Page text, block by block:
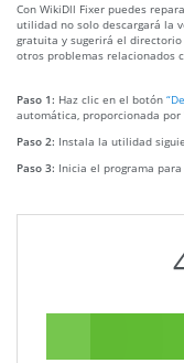
Con WikiDll Fixer puedes
utilidad no solo descargará la
gratuita y sugerirá el
otros problemas relacionados
Paso 1: Haz clic en el botón
automática, proporcionada por
Paso 2: Instala la utilidad
Paso 3: Inicia el programa